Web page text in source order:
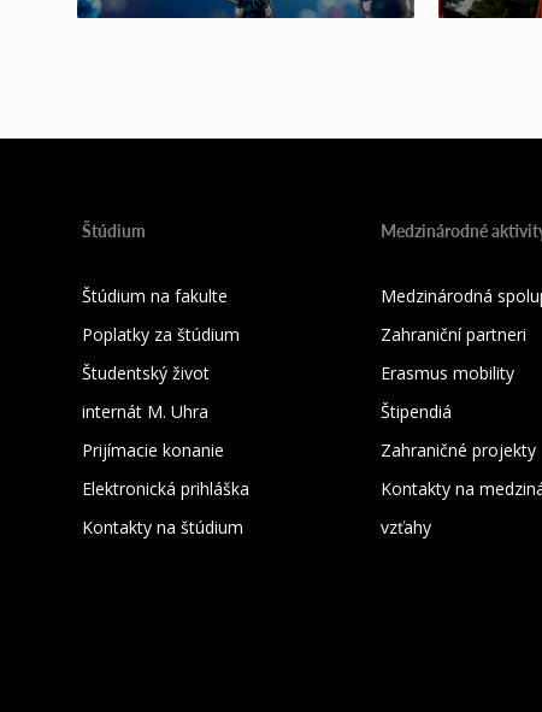
Štúdium
Štúdium na fakulte
Poplatky za štúdium
Študentský život
internát M. Uhra
Prijímacie konanie
Elektronická prihláška
Kontakty na štúdium
Medzinárodné
Medzinárodná
Zahraniční partneri
Erasmus mobility
Štipendiá
Zahraničné projekty
Kontakty na
vzťahy